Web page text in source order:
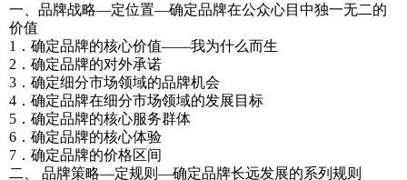
一、品牌战略—定位置—确定品牌在公众心目中独一无二的
价值
1．确定品牌的核心价值——我为什么而生
2．确定品牌的对外承诺
3．确定细分市场领域的品牌机会
4．确定品牌在细分市场领域的发展目标
5．确定品牌的核心服务群体
6．确定品牌的核心体验
7．确定品牌的价格区间
二、 品牌策略—定规则—确定品牌长远发展的系列规则